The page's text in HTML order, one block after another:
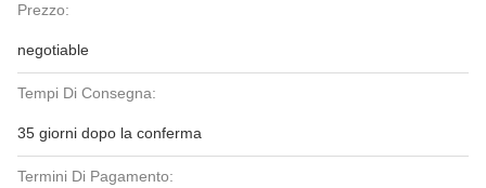
Prezzo:
negotiable
Tempi Di Consegna:
35 giorni dopo la conferma
Termini Di Pagamento: